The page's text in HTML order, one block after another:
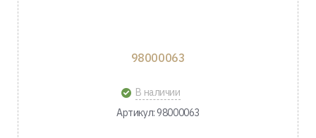
98000063
В наличии
Артикул: 98000063